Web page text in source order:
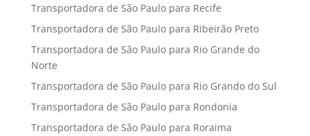
Transportadora de São Paulo para Recife
Transportadora de São Paulo para Ribeirão Preto
Transportadora de São Paulo para Rio Grande do
Norte
Transportadora de São Paulo para Rio Grando do Sul
Transportadora de São Paulo para Rondonia
Transportadora de São Paulo para Roraima